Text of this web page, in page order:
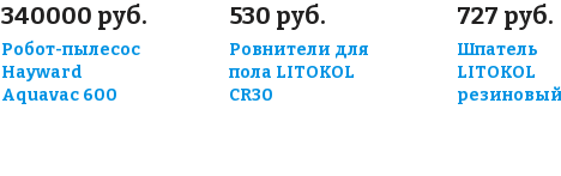
340000 руб.
Робот-пылесос
Hayward
Aquavac 600
530 руб.
Ровнители для
пола LITOKOL
CR30
727 руб.
Шпатель
LITOKOL
резиновый